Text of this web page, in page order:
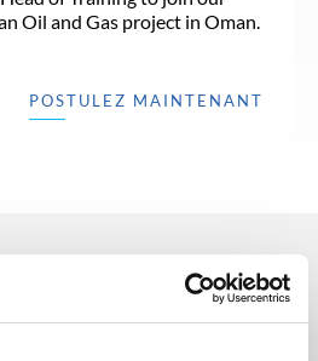
Oil and Gas project in Oman.
POSTULEZ MAINTENANT
années, nous avons
la digitalisation de